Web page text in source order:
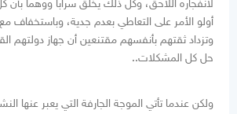
لانفجاره اللاحق، وكل ذلك يخلق سراباً ووهماً بأن
أولو الأمر على التعاطي بعدم جدية، وباستخفاف
وتزداد ثقتهم بأنفسهم مقتنعين أن جهاز دولتهم
حل كل المشكلات..
ولكن عندما تأتي الموجة الجارفة التي يعبر عنها